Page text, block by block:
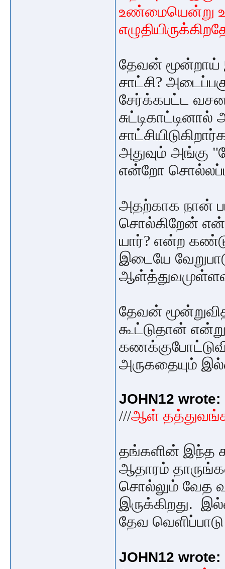
உண்மையென்று
தேவன் மூன்றாய்
சாட்சி?
சேர்க்கபட்ட
அதுவும் அங்கு
என்றோ
அதற்காக நான்
சொல்கிறேன்
யார்? என்ற
இடையே
தேவன்
கூட்டுதான்
அருகதையும்
JOHN12 wrote:
///ஆள்
தங்களின் இந்த
ஆதாரம்
சொல்லும் வேத
இருக்கிறது.
தேவ
JOHN12 wrote: